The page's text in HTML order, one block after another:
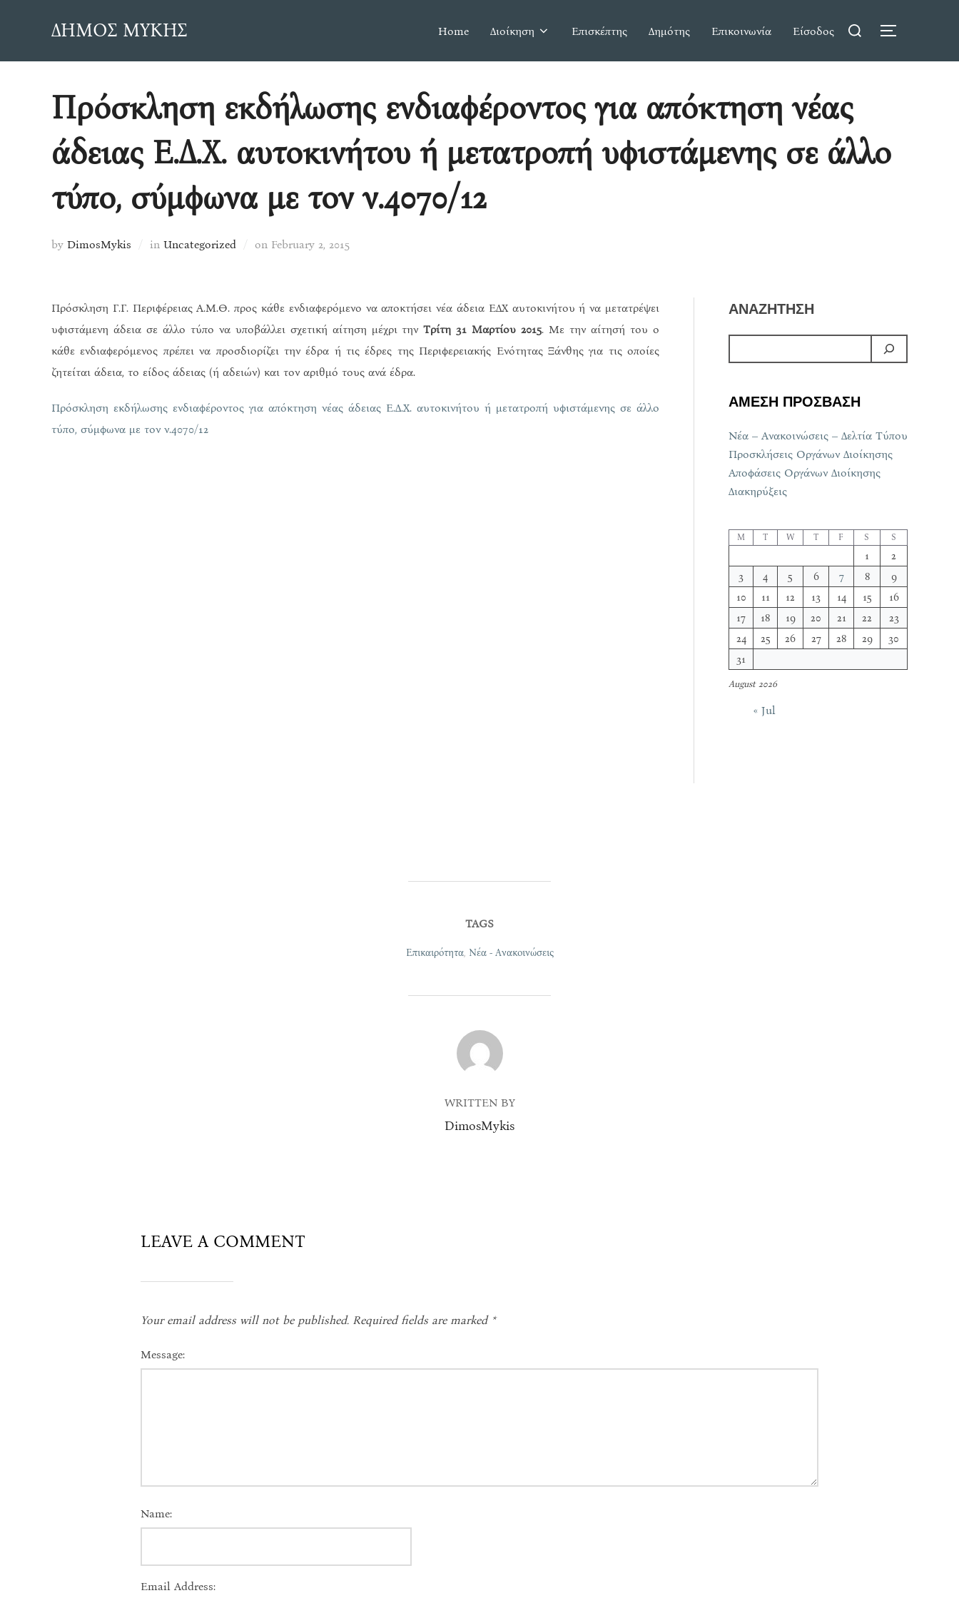
ΔΗΜΟΣ ΜΥΚΗΣ Home Διοίκηση Επισκέπτης Δημότης Επικοινωνία Είσοδος
Search
TOGGLE
Πρόσκληση εκδήλωσης ενδιαφέροντος για απόκτηση νέας
άδειας Ε.Δ.Χ. αυτοκινήτου ή μετατροπή υφιστάμενης σε άλλο
τύπο, σύμφωνα με τον ν.4070/12
by DimosMykis in Uncategorized on Posted
February 2, 2015
Πρόσκληση Γ.Γ. Περιφέρειας Α.Μ.Θ. προς κάθε ενδιαφερόμενο να αποκτήσει νέα άδεια ΕΔΧ αυτοκινήτου ή να μετατρέψει
υφιστάμενη άδεια σε άλλο τύπο να υποβάλλει σχετική αίτηση μέχρι τηνΤρίτη 31 Μαρτίου 2015. Με την αίτησή του ο
κάθε ενδιαφερόμενος πρέπει να προσδιορίζει την έδρα ή τις έδρες της Περιφερειακής Ενότητας Ξάνθης για τις οποίες
ζητείται άδεια, το είδος άδειας (ή αδειών) και τον αριθμό τους ανά έδρα.
Πρόσκληση εκδήλωσης ενδιαφέροντος για απόκτηση νέας άδειας Ε.Δ.Χ. αυτοκινήτου ή μετατροπή υφιστάμενης σε άλλο
τύπο, σύμφωνα με τον ν.4070/12
ΑΝΑΖΗΤΗΣΗ
ΑΜΕΣΗ ΠΡΟΣΒΑΣΗ
Νέα – Ανακοινώσεις – Δελτία Τύπου
Προσκλήσεις Οργάνων Διοίκησης
Αποφάσεις Οργάνων Διοίκησης
Διακηρύξεις
August 2026
M T W T F S S
1
2
3
4 5 6 7 8
9
10
11 12 13 14 15
16
17
18 19 20 21 22
23
24
25 26 27 28 29
30
31
« Jul
TAGS
Επικαιρότητα, Νέα - Ανακοινώσεις
POST AUTHOR
WRITTEN BY
DimosMykis
LEAVE A COMMENT
Your email address will not be published. Required fields are marked *
Message:
Name:
Email Address: